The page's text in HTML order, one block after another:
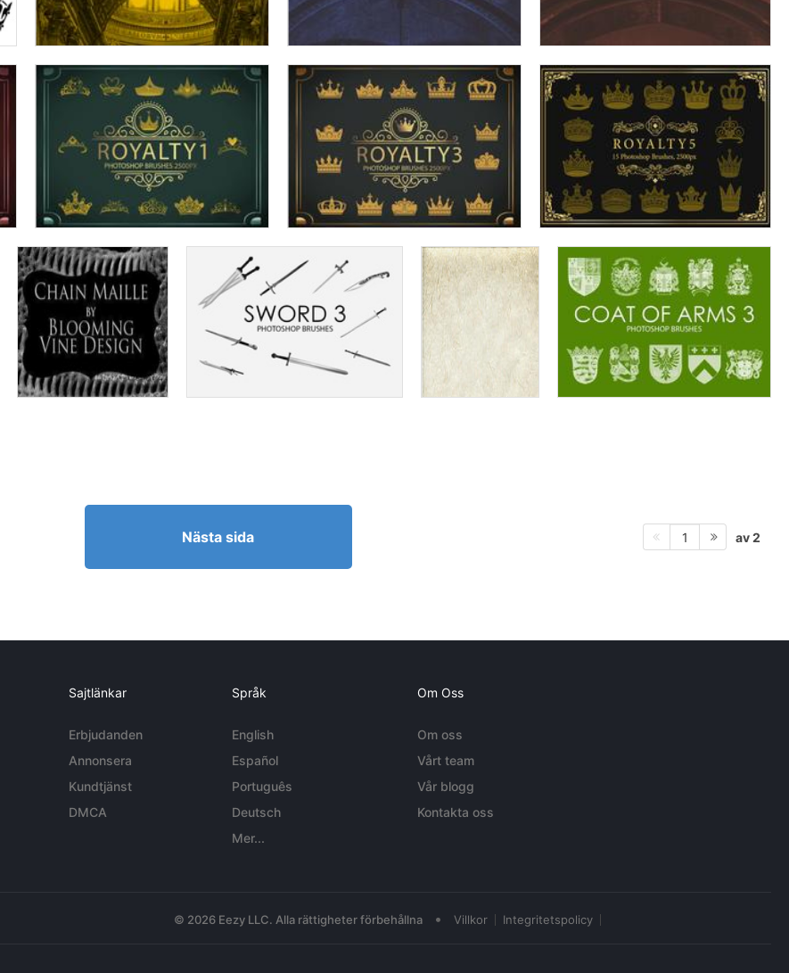
Nästa sida 1 av 2
Sajtlänkar
Erbjudanden
Annonsera
Kundtjänst
DMCA
Språk
English
Español
Português
Deutsch
Mer...
Om Oss
Om oss
Vårt team
Vår blogg
Kontakta oss
© 2026 Eezy LLC. Alla rättigheter förbehållna • Villkor Integritetspolicy